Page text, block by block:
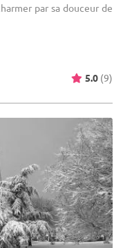
par sa douceur de
5.0 (9)